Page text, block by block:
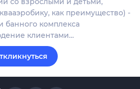
как преимущество) -
банного комплекса
клиентами…